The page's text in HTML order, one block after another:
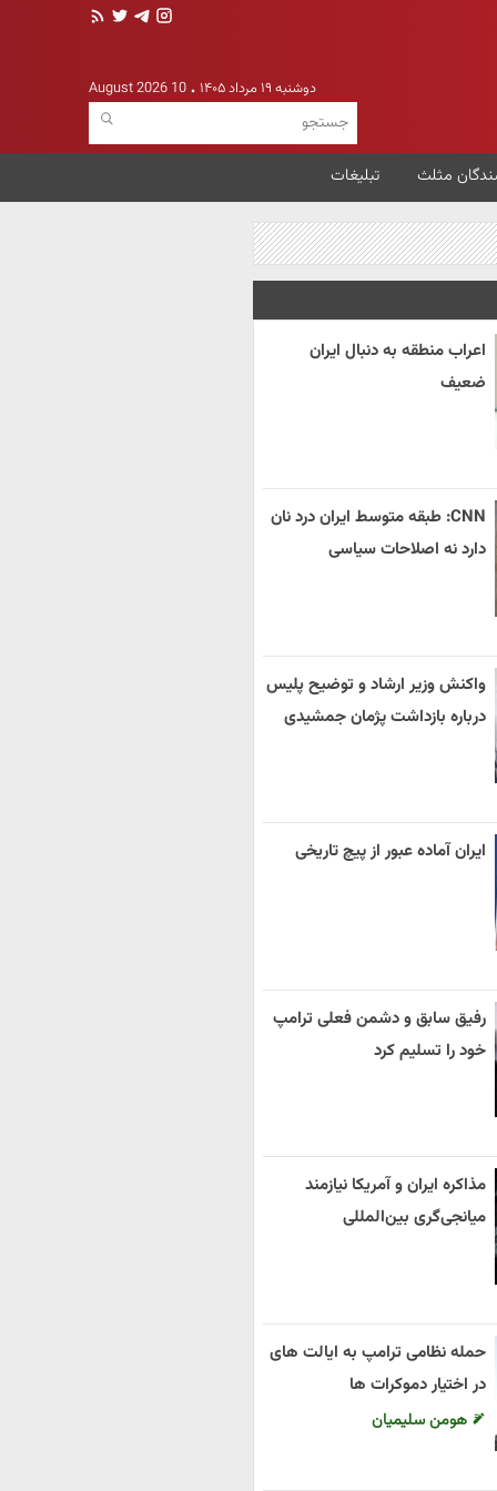
دوشنبه ۱۹ مرداد ۱۴۰۵ 10 August 2026
مثلث تبلیغات
اعراب منطقه به دنبال ایران
ضعیف
CNN: طبقه متوسط ایران درد نان
دارد نه اصلاحات سیاسی
واکنش وزیر ارشاد و توضیح پلیس
درباره بازداشت پژمان جمشیدی
ایران آماده عبور از پیچ تاریخی
رفیق سابق و دشمن فعلی ترامپ
خود را تسلیم کرد
مذاکره ایران و آمریکا نیازمند
میانجی‌گری بین‌المللی
حمله نظامی ترامپ به ایالت های
در اختیار دموکرات ها
هومن سلیمیان